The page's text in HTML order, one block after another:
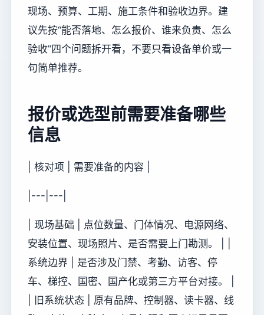
现场、预算、工期、施工条件和验收边界。建
议先按“能否落地、怎么报价、谁来负责、怎么
验收”四个问题拆开看，不要只看设备单价或一
句简单推荐。
报价或选型前需要准备哪些
信息
| 核对项 | 需要准备的内容 |
|---|---|
| 现场基础 | 点位数量、门体情况、电源网络、
安装位置、现场照片、是否需要上门勘测。 | |
系统边界 | 是否涉及门禁、考勤、访客、停
车、梯控、国密、国产化或第三方平台对接。 |
| 旧系统状态 | 原有品牌、控制器、读卡器、线